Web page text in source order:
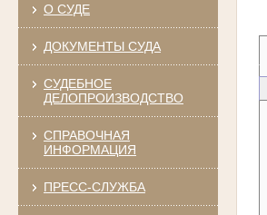
О СУДЕ
ДОКУМЕНТЫ СУДА
СУДЕБНОЕ
ДЕЛОПРОИЗВОДСТВО
СПРАВОЧНАЯ
ИНФОРМАЦИЯ
ПРЕСС-СЛУЖБА